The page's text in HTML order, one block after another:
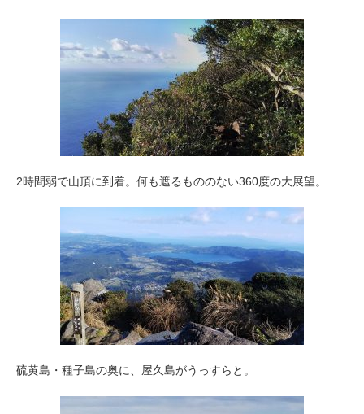
2時間弱で山頂に到着。何も遮るもののない360度の大展望。
硫黄島・種子島の奥に、屋久島がうっすらと。